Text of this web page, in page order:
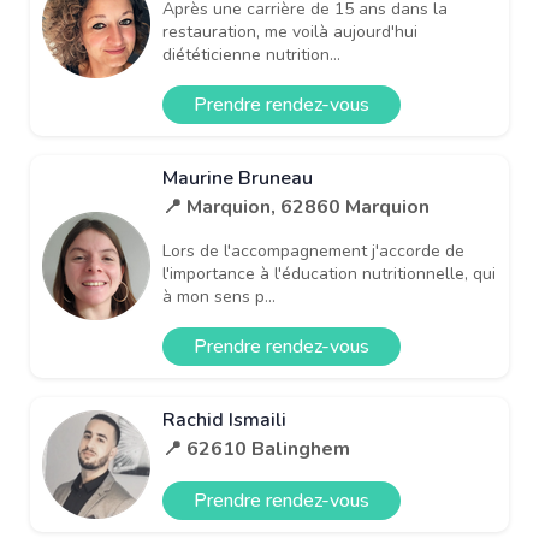
Après une carrière de 15 ans dans la
restauration, me voilà aujourd'hui
diététicienne nutrition...
Prendre rendez-vous
Maurine Bruneau
📍 Marquion, 62860 Marquion
Lors de l'accompagnement j'accorde de
l'importance à l'éducation nutritionnelle, qui
à mon sens p...
Prendre rendez-vous
Rachid Ismaili
📍 62610 Balinghem
Prendre rendez-vous